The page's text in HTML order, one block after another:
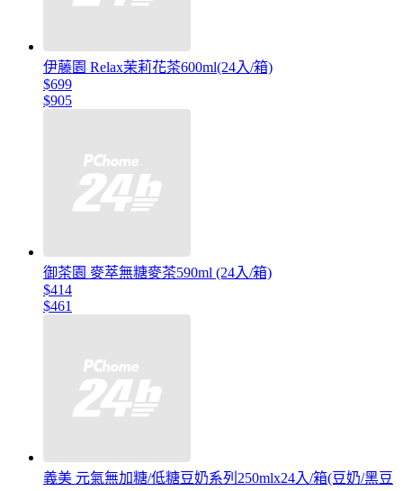
伊藤園 Relax茉莉花茶600ml(24入/箱)
$699
$905
御茶園 麥萃無糖麥茶590ml (24入/箱)
$414
$461
義美 元氣無加糖/低糖豆奶系列250mlx24入/箱(豆奶/黑豆